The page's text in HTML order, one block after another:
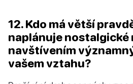
12. Kdo má větší
naplánuje nostalgické
navštívením
vašem vztahu?